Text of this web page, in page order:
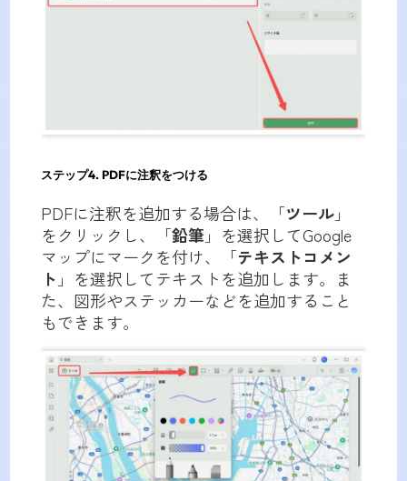
ステップ4. PDFに注釈をつける
PDFに注釈を追加する場合は、「ツール」
をクリックし、「鉛筆」を選択してGoogle
マップにマークを付け、「テキストコメン
ト 」を選択してテキストを追加します。ま
た、図形やステッカーなどを追加すること
もできます。